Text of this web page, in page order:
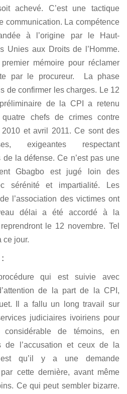
achevé. C’est une tactique
communication. La compétence
à l’origine par le Haut-
Unies aux Droits de l’Homme.
mémoire pour réclamer
par le procureur. La phase
de confirmer les charges. Le 12
de la CPI a retenu
chefs de crimes contre
2010 et avril 2011. Ce sont des
exigeantes respectant
la défense. Ce n’est pas une
Gbagbo est jugé loin des
sérénité et impartialité. Les
l’association des victimes ont
délai a été accordé à la
le 12 novembre. Tel
ce jour.
qui est suivie avec
de la part de la CPI,
Il a fallu un long travail sur
judiciaires ivoiriens pour
considérable de témoins, en
de l’accusation et ceux de la
qu’il y a une demande
par cette dernière, avant même
Ce qui peut sembler bizarre.